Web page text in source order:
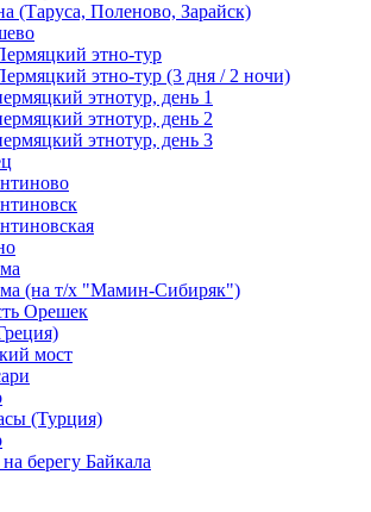
(Таруса, Поленово, Зарайск)
этно-тур
этно-тур (3 дня / 2 ночи)
этнотур, день 1
этнотур, день 2
этнотур, день 3
(на т/х "Мамин-Сибиряк")
Орешек
мост
(Турция)
берегу Байкала